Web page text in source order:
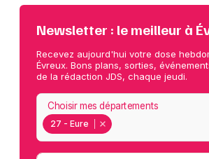
Newsletter : le meilleur à
Recevez aujourd'hui votre dose
Évreux. Bons plans, sorties,
de la rédaction JDS, chaque jeudi.
27 - Eure
Choisir mes départements